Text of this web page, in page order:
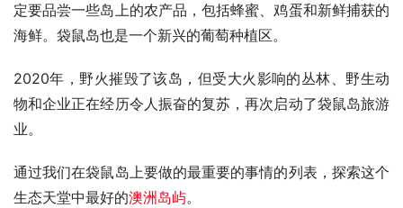
定要品尝一些岛上的农产品，包括蜂蜜、鸡蛋和新鲜捕获的
海鲜。袋鼠岛也是一个新兴的葡萄种植区。
2020年，野火摧毁了该岛，但受大火影响的丛林、野生动
物和企业正在经历令人振奋的复苏，再次启动了袋鼠岛旅游
业。
通过我们在袋鼠岛上要做的最重要的事情的列表，探索这个
生态天堂中最好的澳洲岛屿。